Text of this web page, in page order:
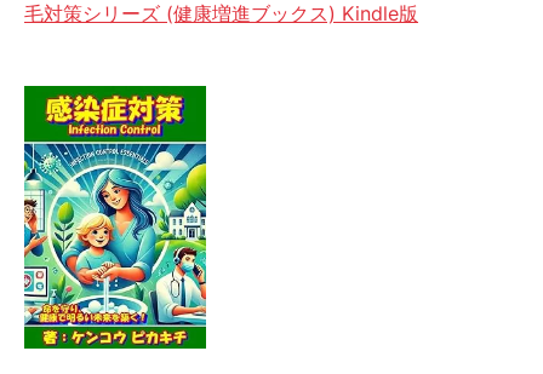
毛対策シリーズ (健康増進ブックス) Kindle版